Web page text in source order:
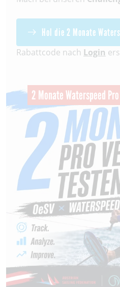
Hol die 2 Monate
Rabattcode nach Login
2 Monate Waterspeed